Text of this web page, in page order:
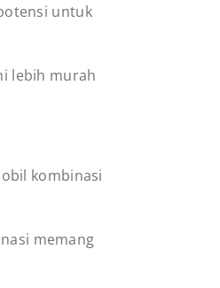
untuk
lebih murah
kombinasi
memang